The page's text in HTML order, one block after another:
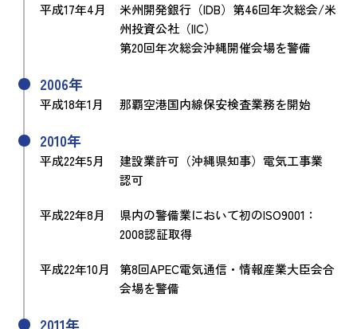
平成17年4月
米州開発銀行（IDB）第46回年次総会/米
州投資公社（IIC）
第20回年次総会沖縄開催会場を警備
2006年
平成18年1月 那覇空港国内線保安検査業務を開始
2010年
平成22年5月
建設業許可（沖縄県知事）電気工事業
認可
平成22年8月
県内の警備業において初のISO9001：
2008認証取得
平成22年10月
第8回APEC電気通信・情報産業大臣会合
会場を警備
2011年